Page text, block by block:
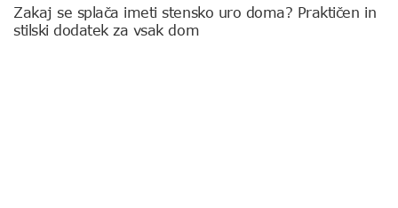
Zakaj se splača imeti stensko uro doma? Praktičen in
stilski dodatek za vsak dom